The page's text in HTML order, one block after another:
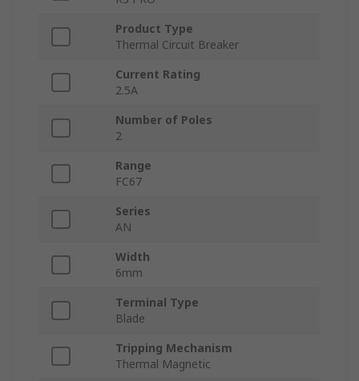
Product Type
Thermal Circuit Breaker
Current Rating
2.5A
Number of Poles
2
Range
FC67
Series
AN
Width
6mm
Terminal Type
Blade
Tripping Mechanism
Thermal Magnetic